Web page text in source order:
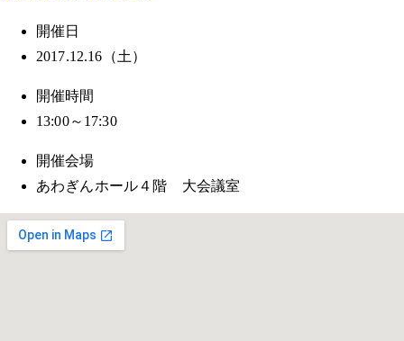
開催日
2017.12.16（土）
開催時間
13:00～17:30
開催会場
あわぎんホール４階 大会議室